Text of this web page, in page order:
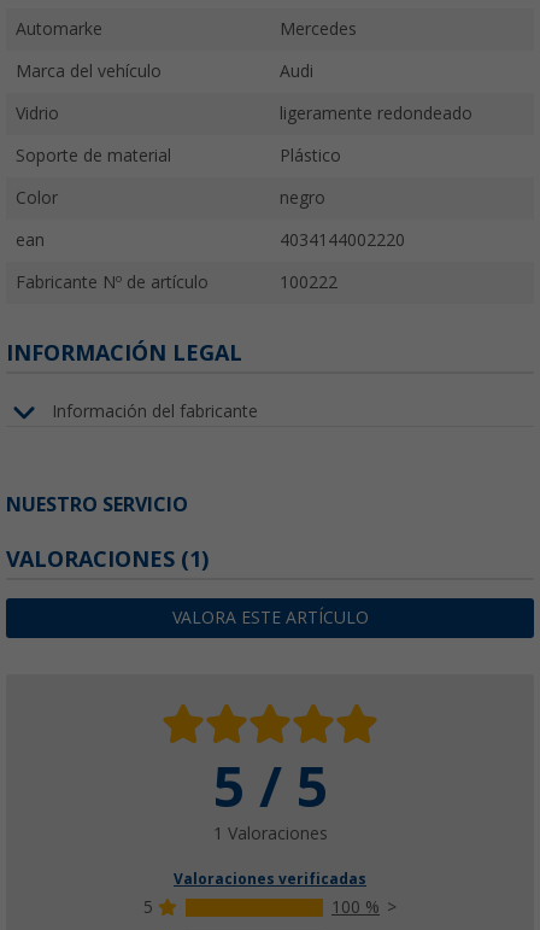
Automarke Mercedes
Marca del vehículo Audi
Vidrio ligeramente redondeado
Soporte de material Plástico
Color negro
ean 4034144002220
Fabricante Nº de artículo 100222
INFORMACIÓN LEGAL
Información del fabricante
NUESTRO SERVICIO
VALORACIONES (1)
VALORA ESTE ARTÍCULO
5 / 5
1 Valoraciones
Valoraciones verificadas
5
100 %